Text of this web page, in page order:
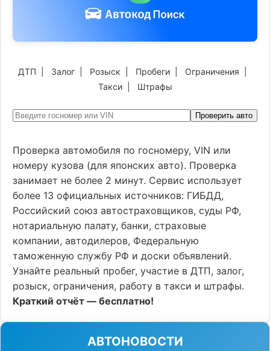
ДТП Залог Розыск Пробеги Ограничения
Такси| Штрафы
Проверить авто
Проверка автомобиля по госномеру, VIN или
номеру кузова (для японских авто). Проверка
занимает не более 2 минут. Сервис использует
более 13 официальных источников: ГИБДД,
Российский союз автостраховщиков, суды РФ,
нотариальную палату, банки, страховые
компании, автодилеров, Федеральную
таможенную службу РФ и доски объявлений.
Узнайте реальный пробег, участие в ДТП, залог,
розыск, ограничения, работу в такси и штрафы.
Краткий отчёт — бесплатно!
АВТОНОВОСТИ